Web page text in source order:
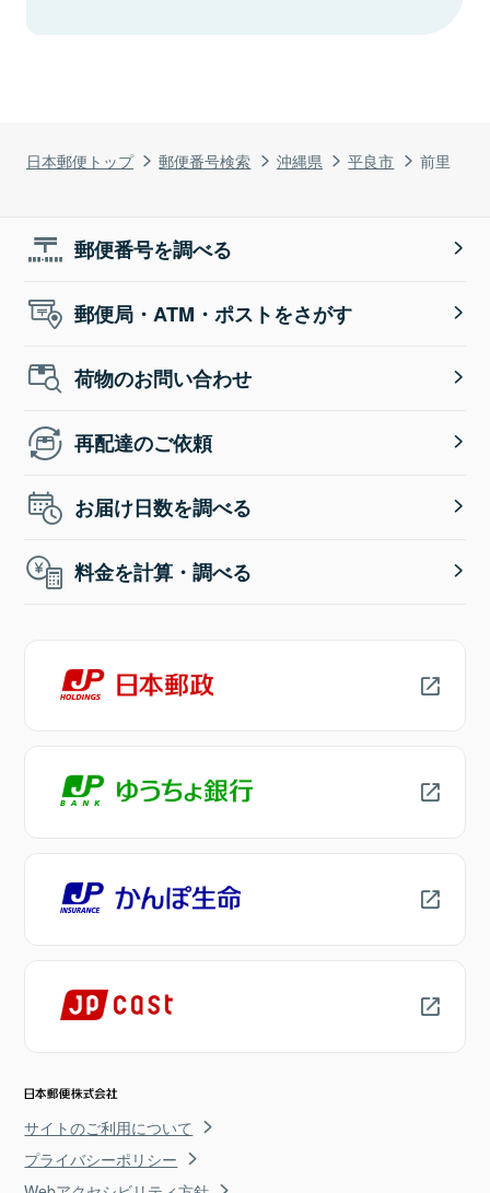
日本郵便トップ 郵便番号検索 沖縄県 平良市 前里
郵便番号を調べる
郵便局・ATM・ポストをさがす
荷物のお問い合わせ
再配達のご依頼
お届け日数を調べる
料金を計算・調べる
サイトのご利用について
プライバシーポリシー